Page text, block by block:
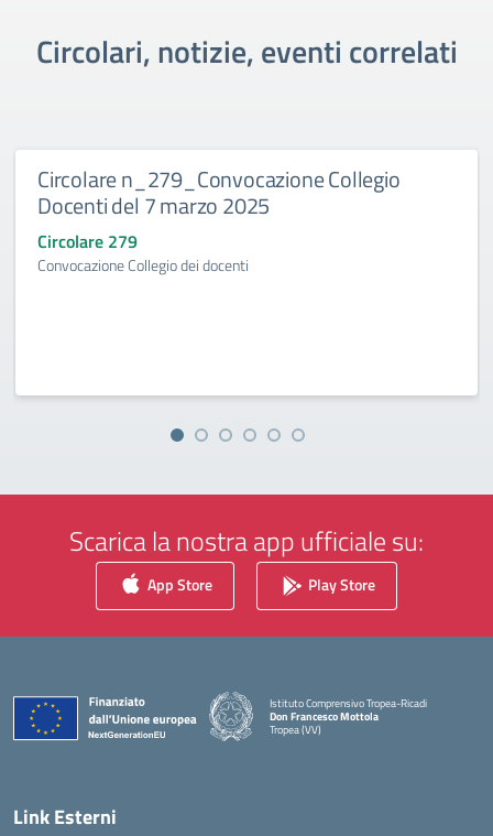
Circolari, notizie, eventi correlati
Circolare n_279_Convocazione Collegio
Docenti del 7 marzo 2025
Circolare 279
Convocazione Collegio dei docenti
Scarica la nostra app ufficiale su:
App Store Play Store
Istituto Comprensivo Tropea-Ricadi
Don Francesco Mottola
Tropea (VV)
— Visita la pagina iniziale della scuola
Link Esterni